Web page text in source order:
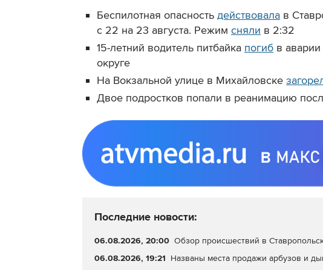
Беспилотная опасность действовала в
с 22 на 23 августа. Режим сняли в 2:32
15-летний водитель питбайка погиб в
округе
На Вокзальной улице в Михайловске
Двое подростков попали в реанимацию
Последние новости:
06.08.2026, 20:00 Обзор происшествий в
06.08.2026, 19:21 Названы места продажи арбузов и